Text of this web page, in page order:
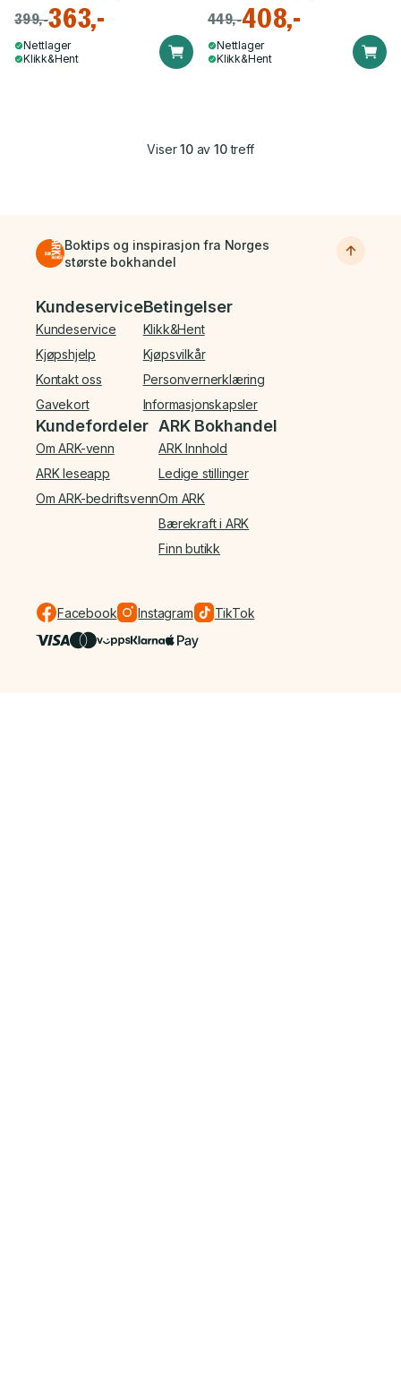
399,-363,-
Nettlager
Klikk&Hent
449,-408,-
Nettlager
Klikk&Hent
Viser10av 10treff
Boktips og inspirasjon fra Norges
største bokhandel
Bunnmeny
Kundeservice
Kundeservice
Kjøpshjelp
Kontakt oss
Gavekort
Betingelser
Klikk&Hent
Kjøpsvilkår
Personvernerklæring
Informasjonskapsler
Kundefordeler
Om ARK-venn
ARK leseapp
Om ARK-bedriftsvenn
ARK Bokhandel
ARK Innhold
Ledige stillinger
Om ARK
Bærekraft i ARK
Finn butikk
Facebook Instagram TikTok